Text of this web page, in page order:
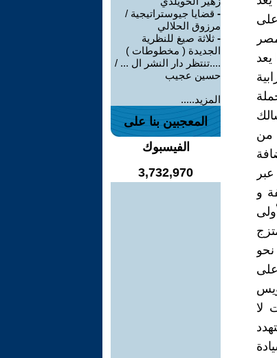
من
و
لا
- قضايا جيوستراتيجية /
مرزوق الحلالي
- ثلاثة صيغ للنظرية
الجديدة ( مخطوطات )
....تنتظر دار النشر ال ... /
حسين عجيب
المزيد.....
المعجبين بنا على
الفيسبوك
3,732,970